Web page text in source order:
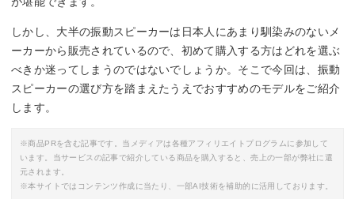
しかし、大半の振動スピーカーは日本人にあまり馴染みのないメ
ーカーから販売されているので、初めて購入する方はどれを選ぶ
べきか迷ってしまうのではないでしょうか。そこで今回は、振動
スピーカーの選び方を踏まえたうえでおすすめのモデルをご紹介
します。
※商品PRを含む記事です。当メディアは各種アフィリエイトプログラムに参加して
います。当サービスの記事で紹介している商品を購入すると、売上の一部が弊社に還
元されます。
※本サイトではコンテンツ作成に当たり、一部AI技術を補助的に活用しております。